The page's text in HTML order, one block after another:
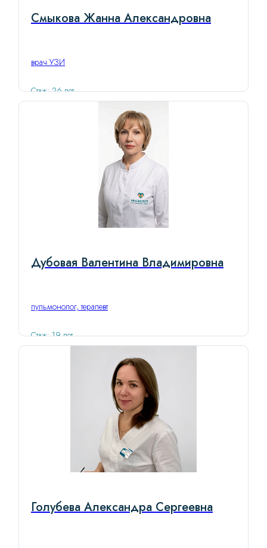
Смыкова Жанна Александровна
врач УЗИ
Стаж: 26 лет
Дубовая Валентина Владимировна
пульмонолог, терапевт
Стаж: 19 лет
Голубева Александра Сергеевна